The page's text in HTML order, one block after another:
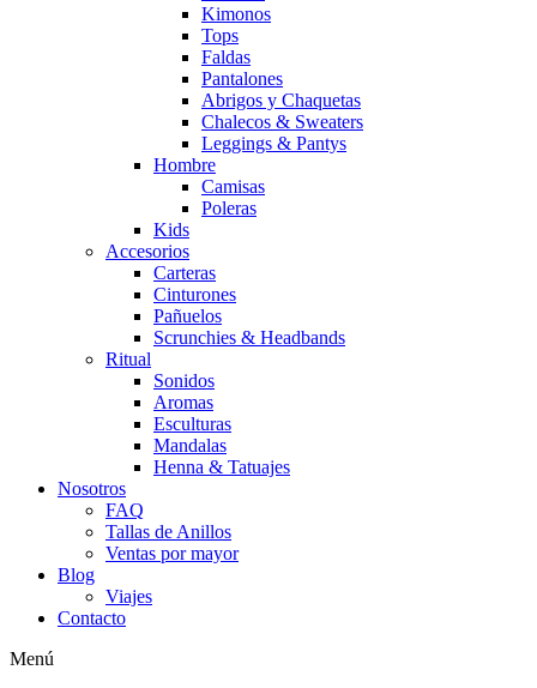
Kimonos
Tops
Faldas
Pantalones
Abrigos y Chaquetas
Chalecos & Sweaters
Leggings & Pantys
Hombre
Camisas
Poleras
Kids
Accesorios
Carteras
Cinturones
Pañuelos
Scrunchies & Headbands
Ritual
Sonidos
Aromas
Esculturas
Mandalas
Henna & Tatuajes
Nosotros
FAQ
Tallas de Anillos
Ventas por mayor
Blog
Viajes
Contacto
Menú